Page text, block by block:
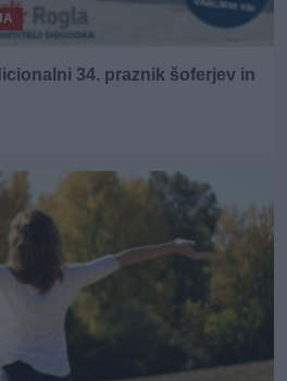
34. praznik šoferjev in